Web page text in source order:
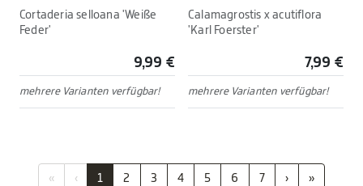
Cortaderia selloana 'Weiße
Feder'
9,99 €
mehrere Varianten verfügbar!
Calamagrostis x acutiflora
'Karl Foerster'
7,99 €
mehrere Varianten verfügbar!
« ‹ 1 2 3 4 5 6 7 › »